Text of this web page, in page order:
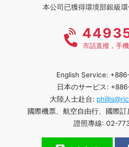
本公司已獲得環境部銀級
市話直撥，手
English Service:
日本のサービス:
大陸人士赴台:
國際機票、航空自由行、國際
證照專線: 02-